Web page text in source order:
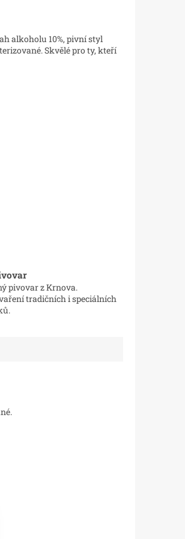
alkoholu 10%, pivní styl
Skvělé pro ty, kteří
pivovar z Krnova.
tradičních i speciálních